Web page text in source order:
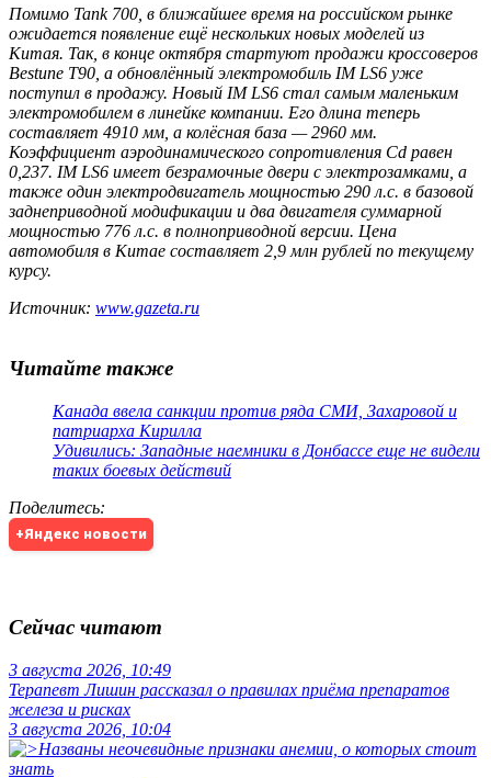
Помимо Tank 700, в ближайшее время на российском рынке
ожидается появление ещё нескольких новых моделей из
Китая. Так, в конце октября стартуют продажи кроссоверов
Bestune T90, а обновлённый электромобиль IM LS6 уже
поступил в продажу. Новый IM LS6 стал самым маленьким
электромобилем в линейке компании. Его длина теперь
составляет 4910 мм, а колёсная база — 2960 мм.
Коэффициент аэродинамического сопротивления Cd равен
0,237. IM LS6 имеет безрамочные двери с электрозамками, а
также один электродвигатель мощностью 290 л.с. в базовой
заднеприводной модификации и два двигателя суммарной
мощностью 776 л.с. в полноприводной версии. Цена
автомобиля в Китае составляет 2,9 млн рублей по текущему
курсу.
Источник: www.gazeta.ru
Читайте также
Канада ввела санкции против ряда СМИ, Захаровой и
патриарха Кирилла
Удивились: Западные наемники в Донбассе еще не видели
таких боевых действий
Поделитесь:
+Яндекс новости
Сейчас читают
3 августа 2026, 10:49
Терапевт Лишин рассказал о правилах приёма препаратов
железа и рисках
3 августа 2026, 10:04